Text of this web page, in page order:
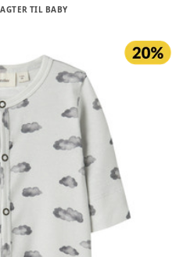
TIL BABY